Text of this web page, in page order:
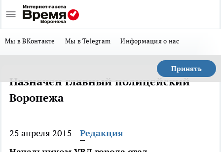
Мы в ВКонтакте Мы в Telegram Информация о нас
Принять
Назначен главный полицейский
Воронежа
25 апреля 2015
Редакция